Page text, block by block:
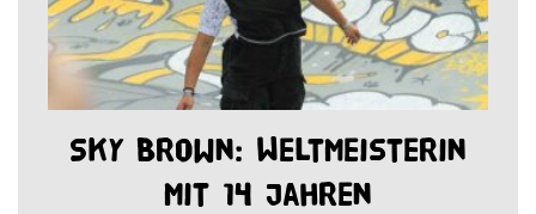
Sky Brown: Weltmeisterin
mit 14 Jahren